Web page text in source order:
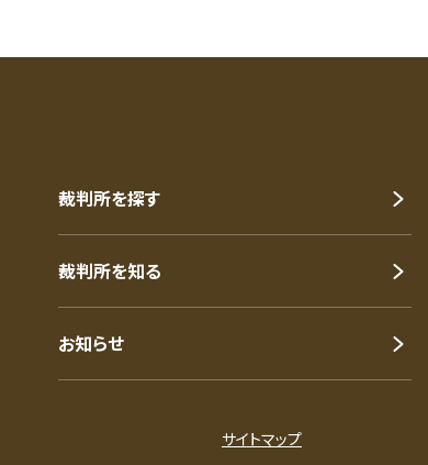
裁判所を探す
裁判所を知る
お知らせ
サイトマップ